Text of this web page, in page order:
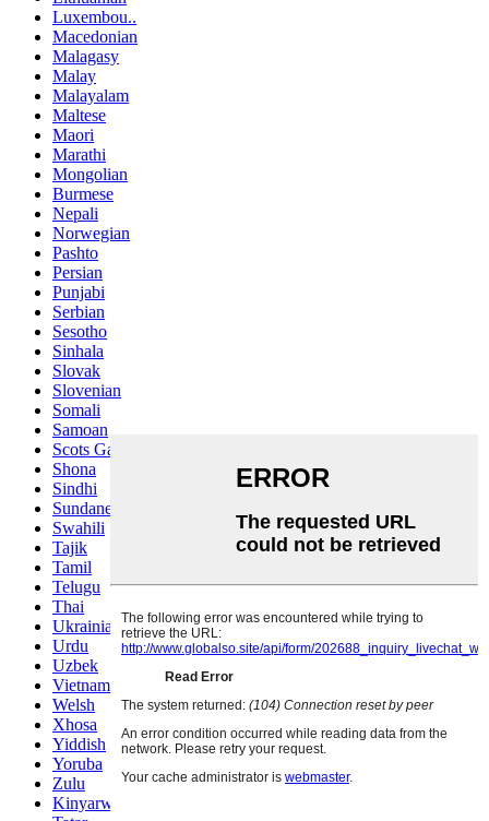
Luxembou..
Macedonian
Malagasy
Malay
Malayalam
Maltese
Maori
Marathi
Mongolian
Burmese
Nepali
Norwegian
Pashto
Persian
Punjabi
Serbian
Sesotho
Sinhala
Slovak
Slovenian
Somali
Samoan
Scots Gaelic
Shona
Sindhi
Sundanese
Swahili
Tajik
Tamil
Telugu
Thai
Ukrainian
Urdu
Uzbek
Vietnamese
Welsh
Xhosa
Yiddish
Yoruba
Zulu
Kinyarwanda